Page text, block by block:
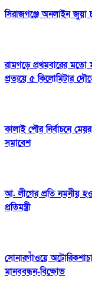
সিরাজগঞ্জে অনলাইন জুয়া
রামগড়ে প্রথমবারের মতো
প্রত্যয়ে ৫ কিলোমিটার
কালাই পৌর নির্বাচনে
সমাবেশ
আ. লীগের প্রতি নমনীয়
প্রতিমন্ত্রী
সোনারগাঁওয়ে
মানববন্ধন-বিক্ষোভ